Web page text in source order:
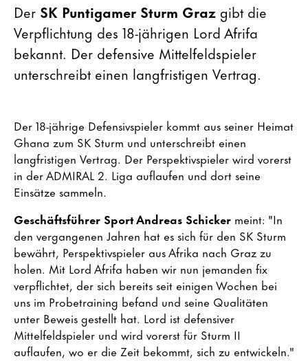
Der SK Puntigamer Sturm Graz gibt die
Verpflichtung des 18-jährigen Lord Afrifa
bekannt. Der defensive Mittelfeldspieler
unterschreibt einen langfristigen Vertrag.
Der 18-jährige Defensivspieler kommt aus seiner Heimat
Ghana zum SK Sturm und unterschreibt einen
langfristigen Vertrag. Der Perspektivspieler wird vorerst
in der ADMIRAL 2. Liga auflaufen und dort seine
Einsätze sammeln.
Geschäftsführer Sport Andreas Schicker meint: "In
den vergangenen Jahren hat es sich für den SK Sturm
bewährt, Perspektivspieler aus Afrika nach Graz zu
holen. Mit Lord Afrifa haben wir nun jemanden fix
verpflichtet, der sich bereits seit einigen Wochen bei
uns im Probetraining befand und seine Qualitäten
unter Beweis gestellt hat. Lord ist defensiver
Mittelfeldspieler und wird vorerst für Sturm II
auflaufen, wo er die Zeit bekommt, sich zu entwickeln."